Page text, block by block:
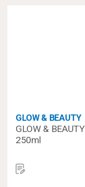
GLOW & BEAUTY
GLOW &
250ml